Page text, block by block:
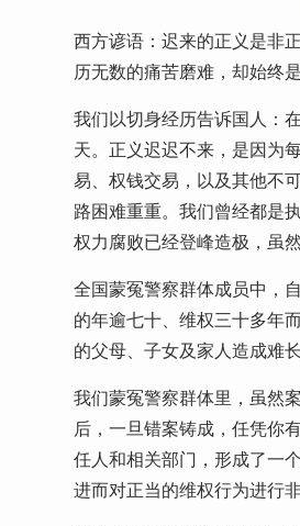
西方谚语：迟来的正义是非
历无数的痛苦磨难，却始终
我们以切身经历告诉国人：
天。正义迟迟不来，是因为
易、权钱交易，以及其他不
路困难重重。我们曾经都是
权力腐败已经登峰造极，虽
全国蒙冤警察群体成员中，
的年逾七十、维权三十多年
的父母、子女及家人造成难
我们蒙冤警察群体里，虽然
后，一旦错案铸成，任凭你
任人和相关部门，形成了一
进而对正当的维权行为进行